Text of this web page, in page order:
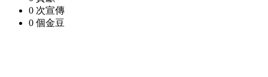
0 次宣傳
0 個金豆